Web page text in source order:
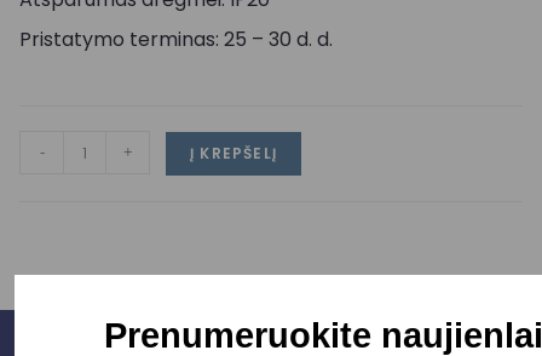
Pristatymo terminas: 25 – 30 d. d.
- + Į KREPŠELĮ
Prenumeruokite